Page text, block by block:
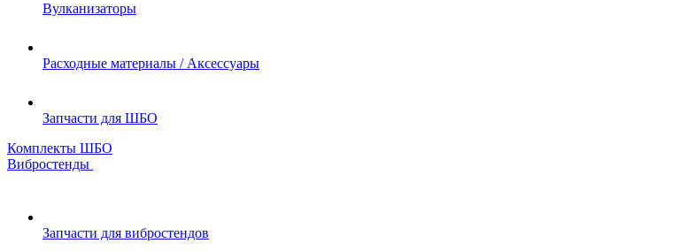
Вулканизаторы
Расходные материалы / Аксессуары
Запчасти для ШБО
Комплекты ШБО
Вибростенды
Запчасти для вибростендов